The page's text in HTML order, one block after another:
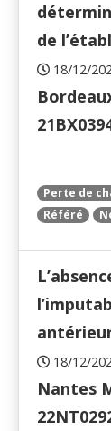
de
18/12/
Perte de
Référé
18/12/
Nantes